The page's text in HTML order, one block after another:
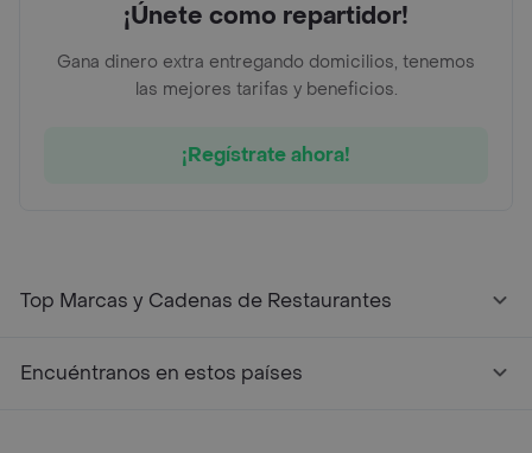
¡Únete como repartidor!
Gana dinero extra entregando domicilios, tenemos
las mejores tarifas y beneficios.
¡Regístrate ahora!
Top Marcas y Cadenas de Restaurantes
Encuéntranos en estos países